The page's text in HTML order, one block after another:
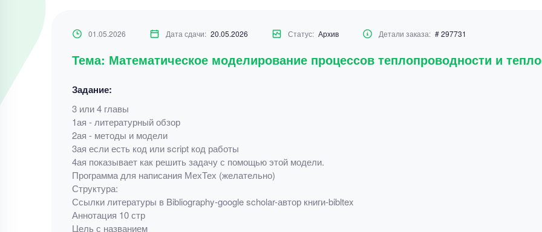
01.05.2026 Дата сдачи: 20.05.2026 Статус: Архив Детали заказа: # 297731
Тема: Математическое моделирование процессов теплопроводности и
Задание:
3 или 4 главы
1ая - литературный обзор
2ая - методы и модели
3ая если есть код или script код работы
4ая показывает как решить задачу с помощью этой модели.
Программа для написания МехТех (желательно)
Структура:
Ссылки литературы в Bibliography-google scholar-автор книги-bibltex
Аннотация 10 стр
Цель с названием